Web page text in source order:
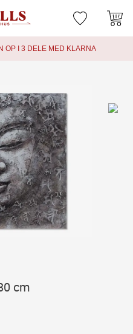
OP I 3 DELE MED KLARNA
cm